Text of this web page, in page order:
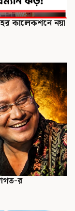
কালেকশনে নয়া
র